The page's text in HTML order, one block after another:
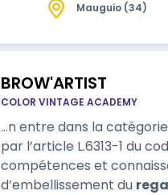
sourcils :
Mauguio (34)
BROW'ARTIST
COLOR VINTAGE ACADEMY
…n entre dans la
par l’article L.6313-1 du
compétences et
d’embellissement du